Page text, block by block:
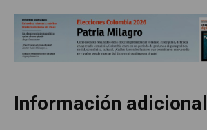
Información adicional